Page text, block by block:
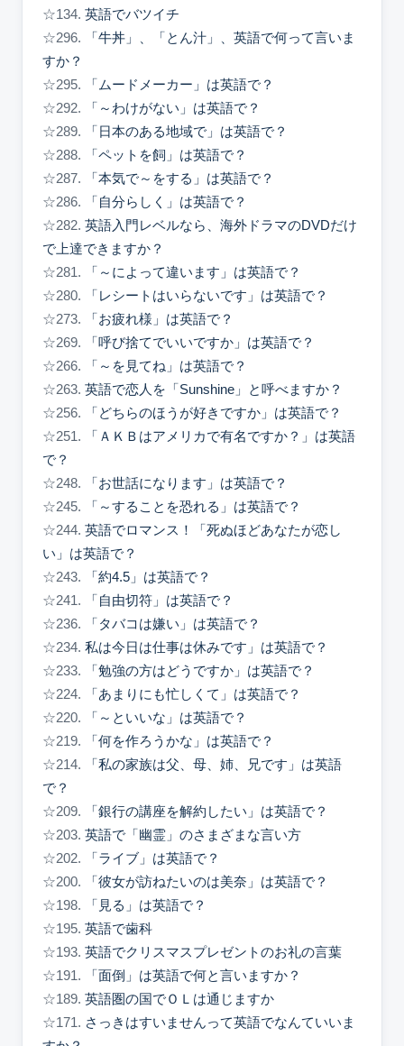
☆134. 英語でバツイチ
☆296.
「牛丼」、「とん汁」、英語で何って言いま
すか？
☆295.
「ムードメーカー」は英語で？
☆292.
「～わけがない」は英語で？
☆289.
「日本のある地域で」は英語で？
☆288.
「ペットを飼」は英語で？
☆287.
「本気で～をする」は英語で？
☆286.
「自分らしく」は英語で？
☆282. 英語入門レベルなら、海外ドラマのDVDだけ
で上達できますか？
☆281.
「～によって違います」は英語で？
☆280.
「レシートはいらないです」は英語で？
☆273.
「お疲れ様」は英語で？
☆269.
「呼び捨てでいいですか」は英語で？
☆266.
「～を見てね」は英語で？
☆263. 英語で恋人を「Sunshine」と呼べますか？
☆256.
「どちらのほうが好きですか」は英語で？
☆251.
「ＡＫＢはアメリカで有名ですか？」は英語
で？
☆248.
「お世話になります」は英語で？
☆245.
「～することを恐れる」は英語で？
☆244. 英語でロマンス！「死ぬほどあなたが恋し
い」は英語で？
☆243.
「約4.5」は英語で？
☆241.
「自由切符」は英語で？
☆236.
「タバコは嫌い」は英語で？
☆234. 私は今日は仕事は休みです」は英語で？
☆233.
「勉強の方はどうですか」は英語で？
☆224.
「あまりにも忙しくて」は英語で？
☆220.
「～といいな」は英語で？
☆219.
「何を作ろうかな」は英語で？
☆214.
「私の家族は父、母、姉、兄です」は英語
で？
☆209.
「銀行の講座を解約したい」は英語で？
☆203. 英語で「幽霊」のさまざまな言い方
☆202.
「ライブ」は英語で？
☆200.
「彼女が訪ねたいのは美奈」は英語で？
☆198.
「見る」は英語で？
☆195. 英語で歯科
☆193. 英語でクリスマスプレゼントのお礼の言葉
☆191.
「面倒」は英語で何と言いますか？
☆189. 英語圏の国でＯＬは通じますか
☆171. さっきはすいませんって英語でなんていいま